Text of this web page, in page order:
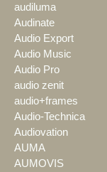
audiluma
Audinate
Audio Export
Audio Music
Audio Pro
audio zenit
audio+frames
Audio-Technica
Audiovation
AUMA
AUMOVIS